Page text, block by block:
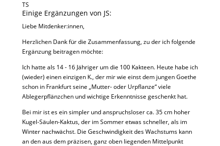
TS
Einige Ergänzungen von JS:
Liebe Mitdenker:innen,
Herzlichen Dank für die Zusammenfassung, zu der ich folgende
Ergänzung beitragen möchte:
Ich hatte als 14 - 16 Jähriger um die 100 Kakteen. Heute habe ich
(wieder) einen einzigen K., der mir wie einst dem jungen Goethe
schon in Frankfurt seine „Mutter- oder Urpflanze“ viele
Ablegerpflänzchen und wichtige Erkenntnisse geschenkt hat.
Bei mir ist es ein simpler und anspruchsloser ca. 35 cm hoher
Kugel-Säulen-Kaktus, der im Sommer etwas schneller, als im
Winter nachwächst. Die Geschwindigkeit des Wachstums kann
an den aus dem präzisen, ganz oben liegenden Mittelpunkt